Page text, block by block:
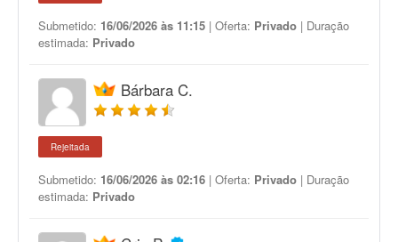
Submetido: 16/06/2026 às 11:15 | Oferta: Privado | Duração
estimada: Privado
Bárbara C.
Rejeitada
Submetido: 16/06/2026 às 02:16 | Oferta: Privado | Duração
estimada: Privado